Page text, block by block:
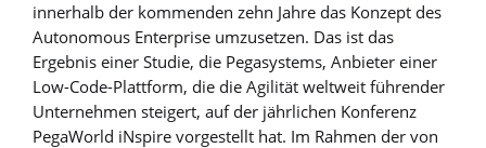
innerhalb der kommenden zehn Jahre das Konzept des
Autonomous Enterprise umzusetzen. Das ist das
Ergebnis einer Studie, die Pegasystems, Anbieter einer
Low-Code-Plattform, die die Agilität weltweit führender
Unternehmen steigert, auf der jährlichen Konferenz
PegaWorld iNspire vorgestellt hat. Im Rahmen der von